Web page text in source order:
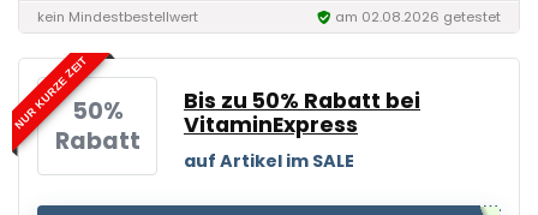
kein Mindestbestellwert am 02.08.2026 getestet
NUR KURZE ZEIT50%
Rabatt
Bis zu 50% Rabatt bei
VitaminExpress
auf Artikel im SALE